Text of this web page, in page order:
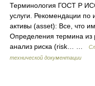
Терминология ГОСТ Р
услуги. Рекомендации
активы (asset): Все, что
Определения термина из
анализ риска (risk… …
технической документации